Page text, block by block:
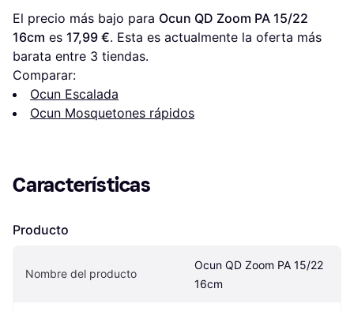
El precio más bajo para Ocun QD Zoom PA 15/22
16cm es 17,99 €. Esta es actualmente la oferta más
barata entre 3 tiendas.
Comparar:
Ocun Escalada
Ocun Mosquetones rápidos
Características
Producto
Nombre del producto
Ocun QD Zoom PA 15/22
16cm